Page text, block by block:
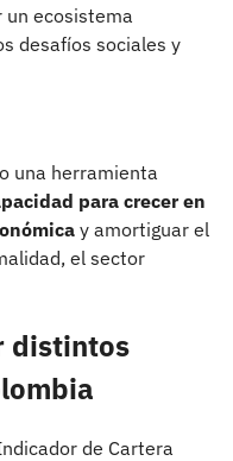
ecosistema
desafíos sociales y
una herramienta
para crecer en
y amortiguar el
el sector
distintos
de Cartera